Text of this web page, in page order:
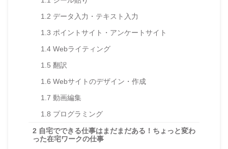
1.2 データ入力・テキスト入力
1.3 ポイントサイト・アンケートサイト
1.4 Webライティング
1.5 翻訳
1.6 Webサイトのデザイン・作成
1.7 動画編集
1.8 プログラミング
2 自宅でできる仕事はまだまだある！ちょっと変わ
った在宅ワークの仕事